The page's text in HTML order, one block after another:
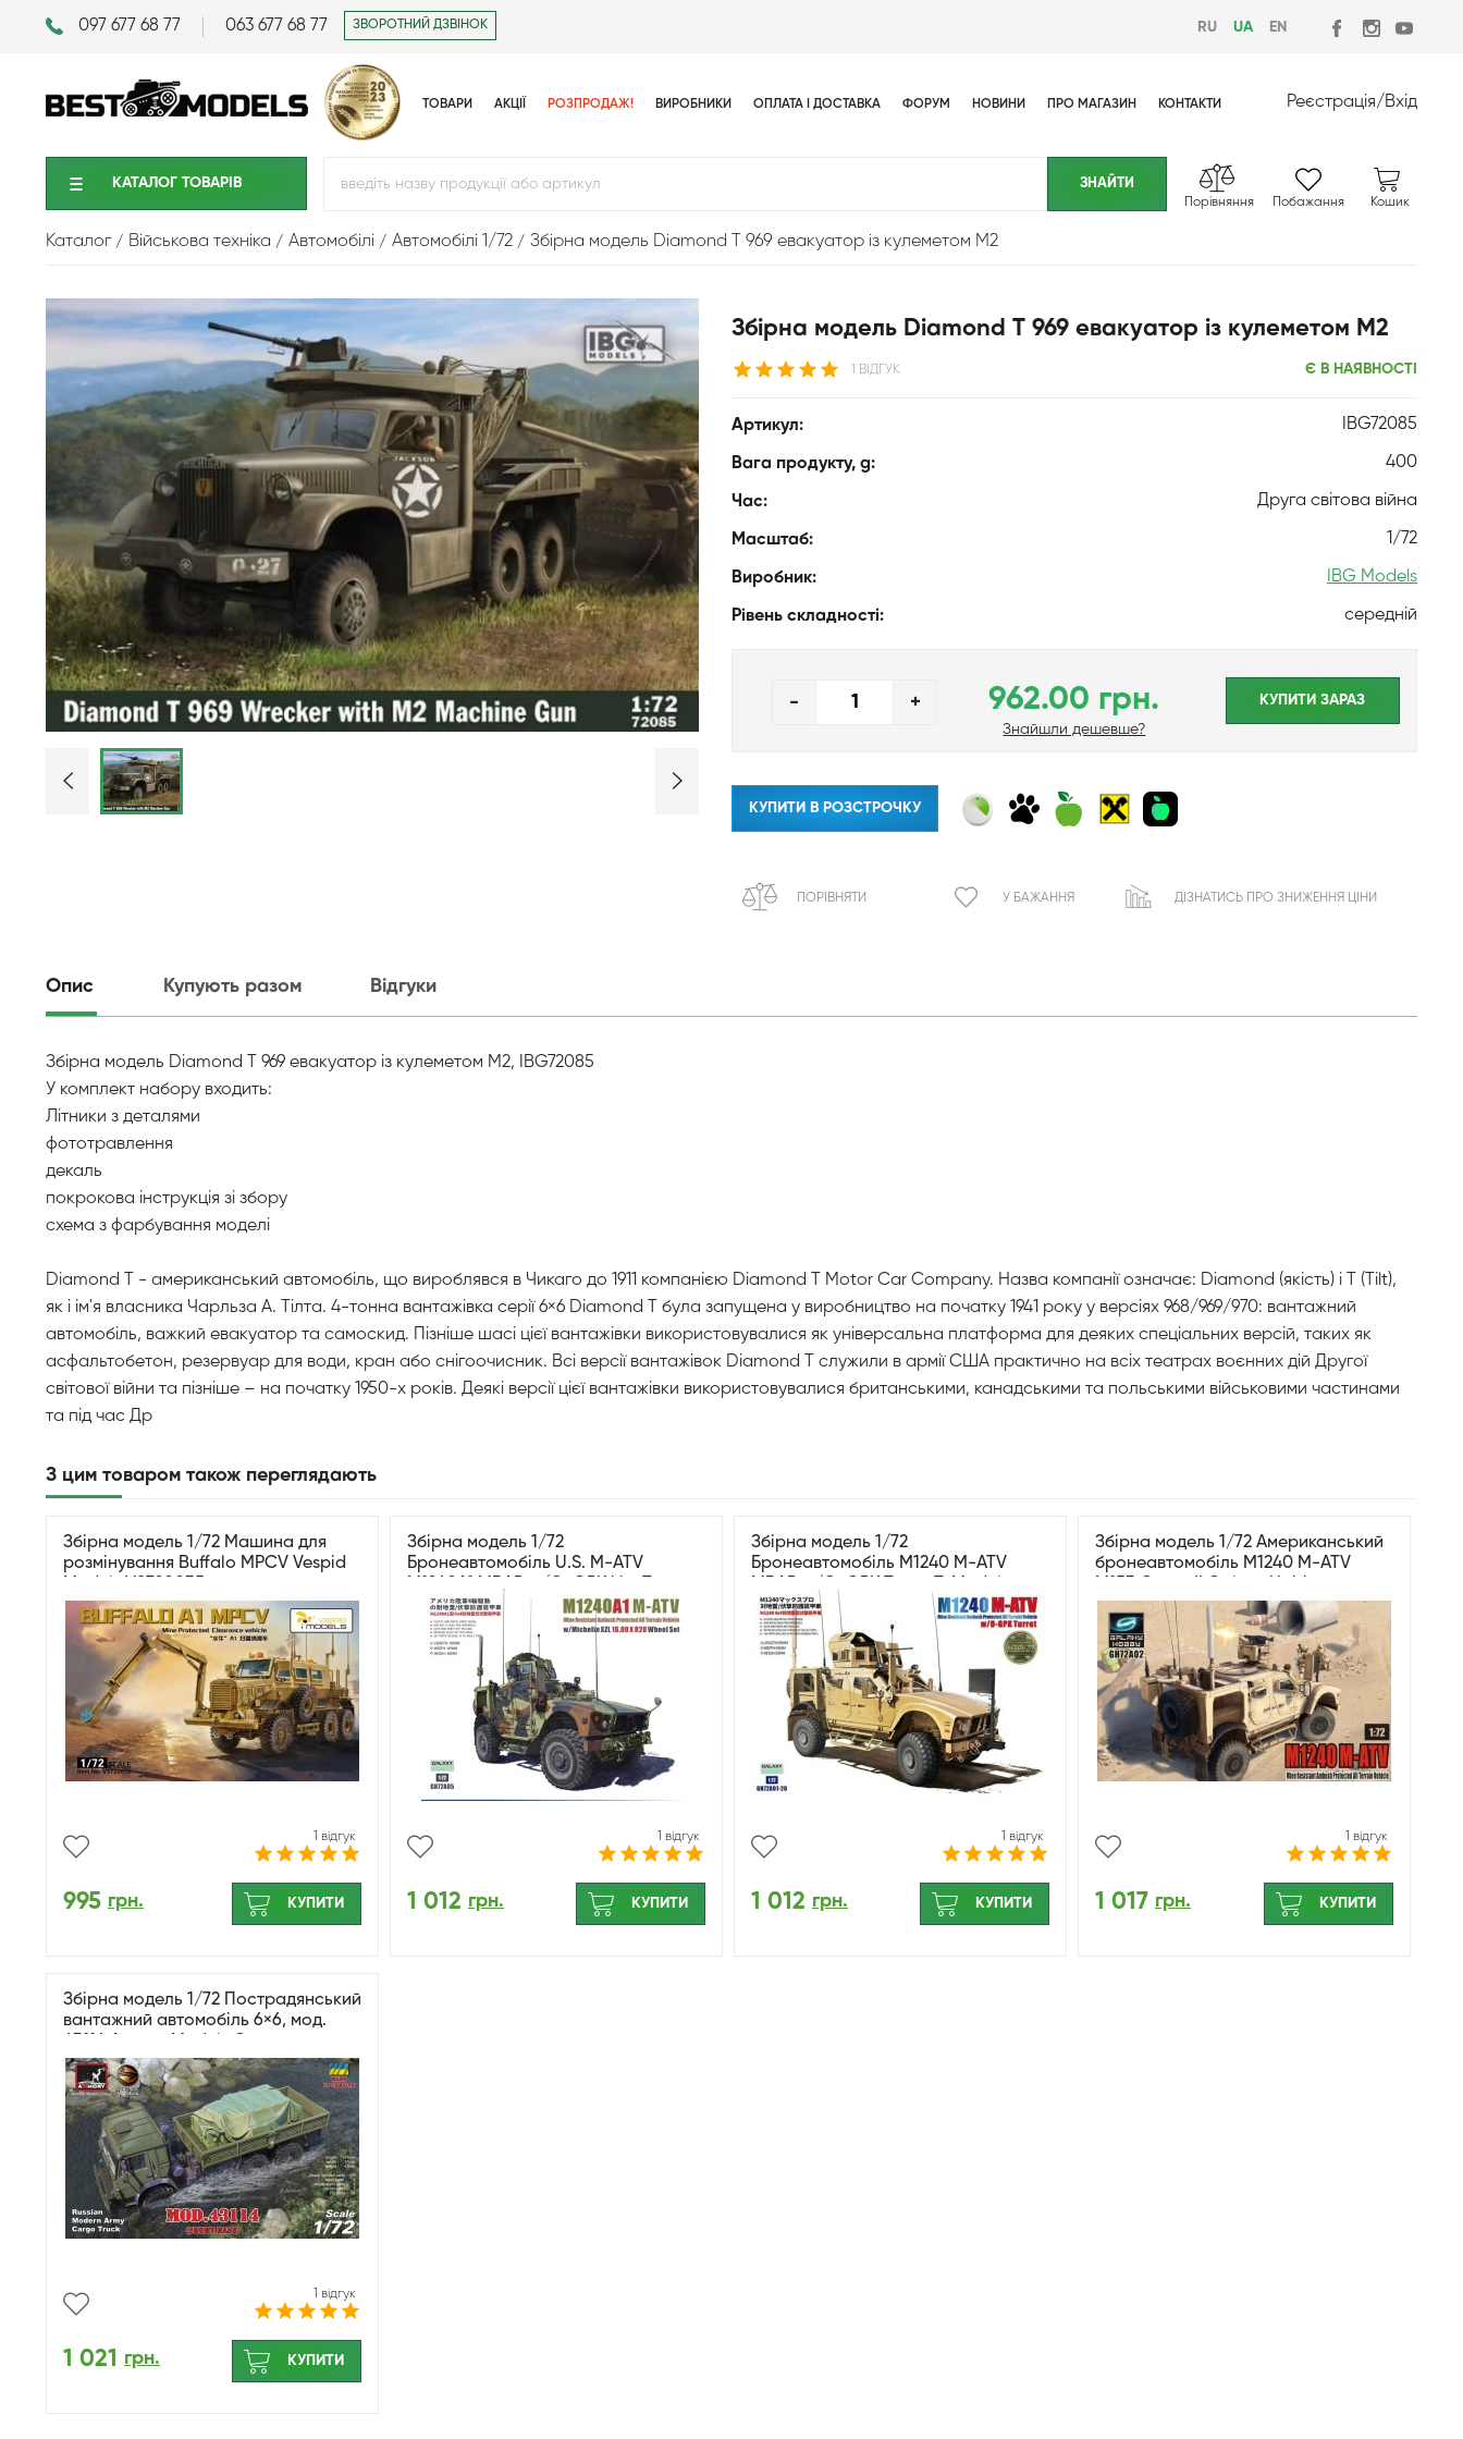
097 677 68 77 063 677 68 77 ЗВОРОТНИЙ ДЗВІНОК RU UA EN
ТОВАРИ АКЦІЇ РОЗПРОДАЖ! ВИРОБНИКИ ОПЛАТА І ДОСТАВКА ФОРУМ НОВИНИ ПРО МАГАЗИН КОНТАКТИ Реєстрація/Вхід
КАТАЛОГ ТОВАРIВ
Порівняння Побажання Кошик
Каталог Військова техніка Автомобiлi Автомобілі 1/72 Збірна модель Diamond T 969 евакуатор із кулеметом М2
Збірна модель Diamond T 969 евакуатор із кулеметом М2
1 ВІДГУК Є В НАЯВНОСТІ
Артикул: IBG72085
Вага продукту, g: 400
Час: Друга світова війна
Масштаб: 1/72
Виробник: IBG Models
Рівень складності: середній
- + 962.00 грн.
Знайшли дешевше?
КУПИТИ ЗАРАЗ
КУПИТИ В РОЗСТРОЧКУ
ПОРІВНЯТИ У БАЖАННЯ ДІЗНАТИСЬ ПРО ЗНИЖЕННЯ ЦІНИ
Опис Купують разом Відгуки
Збірна модель Diamond T 969 евакуатор із кулеметом М2, IBG72085
У комплект набору входить:
Літники з деталями
фототравлення
декаль
покрокова інструкція зі збору
схема з фарбування моделі
Diamond T - американський автомобіль, що вироблявся в Чикаго до 1911 компанією Diamond T Motor Car Company. Назва компанії означає: Diamond (якість) і T (Tilt),
як і ім'я власника Чарльза А. Тілта. 4-тонна вантажівка серії 6×6 Diamond T була запущена у виробництво на початку 1941 року у версіях 968/969/970: вантажний
автомобіль, важкий евакуатор та самоскид. Пізніше шасі цієї вантажівки використовувалися як універсальна платформа для деяких спеціальних версій, таких як
асфальтобетон, резервуар для води, кран або снігоочисник. Всі версії вантажівок Diamond T служили в армії США практично на всіх театрах воєнних дій Другої
світової війни та пізніше – на початку 1950-х років. Деякі версії цієї вантажівки використовувалися британськими, канадськими та польськими військовими частинами
та під час Др
З цим товаром також переглядають
Збірна модель 1/72 Машина для
розмінування Buffalo MPCV Vespid
1 відгук
995 грн. КУПИТИ
Збірна модель 1/72
Бронеавтомобіль U.S. M-ATV
Model GH72A05
1 відгук
1 012 грн. КУПИТИ
Збірна модель 1/72
Бронеавтомобіль M1240 M-ATV
GH72A01-20 Rebox
1 відгук
1 012 грн. КУПИТИ
Збірна модель 1/72 Американський
бронеавтомобіль M1240 M-ATV
GH72A02
1 відгук
1 017 грн. КУПИТИ
Збірна модель 1/72 Пострадянський
вантажний автомобіль 6×6, мод.
AR72448-R
1 відгук
1 021 грн. КУПИТИ